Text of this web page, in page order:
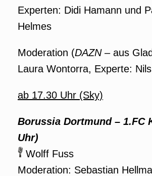
Experten: Didi Hamann und
Helmes
Moderation (DAZN– aus
Laura Wontorra, Experte:
ab 17.30 Uhr (Sky)
Borussia Dortmund – 1.FC
Uhr)
Wolff Fuss
Moderation: Sebastian